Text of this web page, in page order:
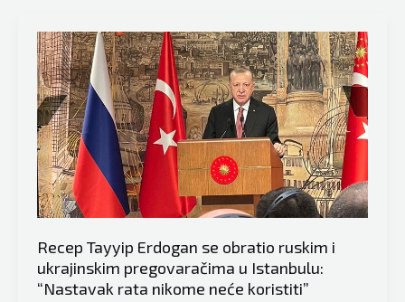
Jens
Stoltenberg
danas
je
govorio
o
Bosni
i
Recep Tayyip Erdogan se obratio ruskim i
ukrajinskim pregovaračima u Istanbulu:
“Nastavak rata nikome neće koristiti”